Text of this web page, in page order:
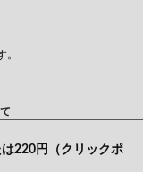
。
220円（クリックポ